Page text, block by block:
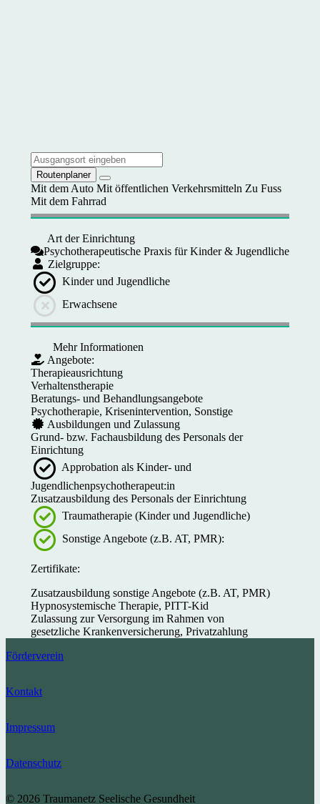
Routenplaner
Mit dem Auto Mit öffentlichen Verkehrsmitteln Zu Fuss
Mit dem Fahrrad
Art der Einrichtung
Psychotherapeutische Praxis für Kinder & Jugendliche
Zielgruppe:
Kinder und Jugendliche
Erwachsene
Mehr Informationen
Angebote:
Therapieausrichtung
Verhaltenstherapie
Beratungs- und Behandlungsangebote
Psychotherapie, Krisenintervention, Sonstige
Ausbildungen und Zulassung
Grund- bzw. Fachausbildung des Personals der
Einrichtung
Approbation als Kinder- und
Jugendlichenpsychotherapeut:in
Zusatzausbildung des Personals der Einrichtung
Traumatherapie (Kinder und Jugendliche)
Sonstige Angebote (z.B. AT, PMR):
Zertifikate:
Zusatzausbildung sonstige Angebote (z.B. AT, PMR)
Hypnosystemische Therapie, PITT-Kid
Zulassung zur Versorgung im Rahmen von
gesetzliche Krankenversicherung, Privatzahlung
Förderverein
Kontakt
Impressum
Datenschutz
© 2026 Traumanetz Seelische Gesundheit